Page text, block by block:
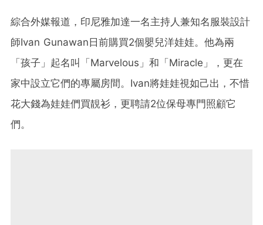
綜合外媒報道，印尼雅加達一名主持人兼知名服裝設計
師Ivan Gunawan日前購買2個嬰兒洋娃娃。他為兩
「孩子」起名叫「Marvelous」和「Miracle」，更在
家中設立它們的專屬房間。Ivan將娃娃視如己出，不惜
花大錢為娃娃們買靚衫，更聘請2位保母專門照顧它
們。